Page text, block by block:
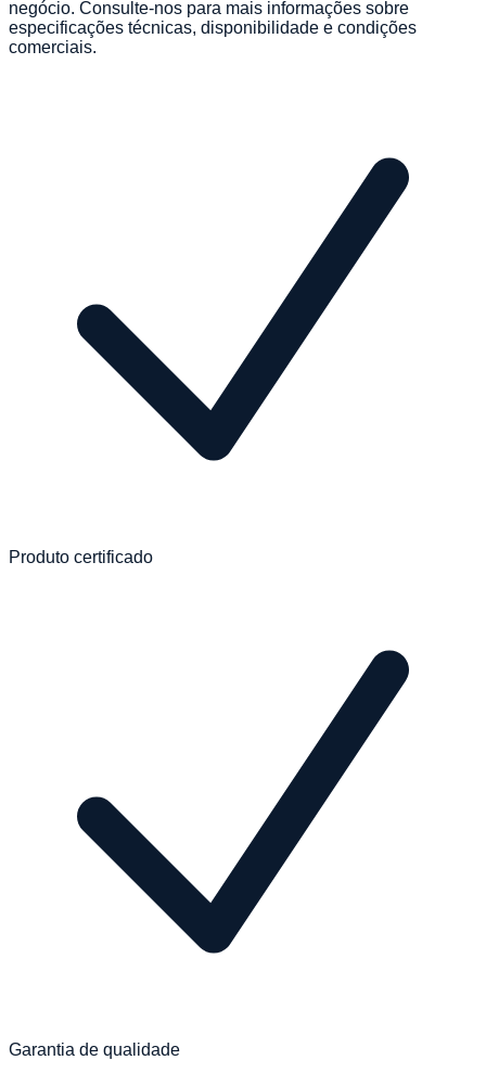
negócio. Consulte-nos para mais informações sobre
especificações técnicas, disponibilidade e condições
comerciais.
Produto certificado
Garantia de qualidade